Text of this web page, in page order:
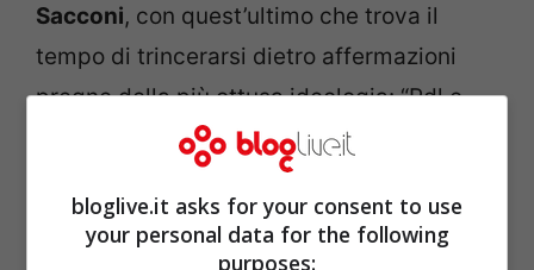
Sacconi, con quest’ultimo che trova il
tempo di trincerarsi dietro affermazioni
pregne della più ottusa ideologia: “Pdl e
Lega dovranno affrontare la crisi di
comune accordo, conservando
un’alleanza orientata dai valori della
tradizione alternativa alla sinistra di
bloglive.it asks for your consent to use
your personal data for the following
purposes: